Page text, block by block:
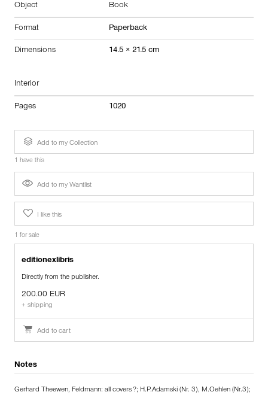
Object Book
Format Paperback
Dimensions 14.5 × 21.5 cm
Interior
Pages 1020
Add to my Collection
1 have this
Add to my Wantlist
I like this
1 for sale
editionexlibris
Directly from the publisher.
200.00 EUR
+ shipping
Add to cart
Notes
Gerhard Theewen, Feldmann: all covers ?; H.P.Adamski (Nr. 3), M.Oehlen (Nr.3);